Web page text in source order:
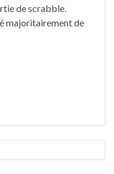
de scrabble.
majoritairement de